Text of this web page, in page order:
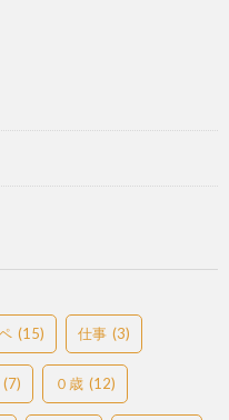
(15) 仕事 (3)
(7) ０歳 (12)